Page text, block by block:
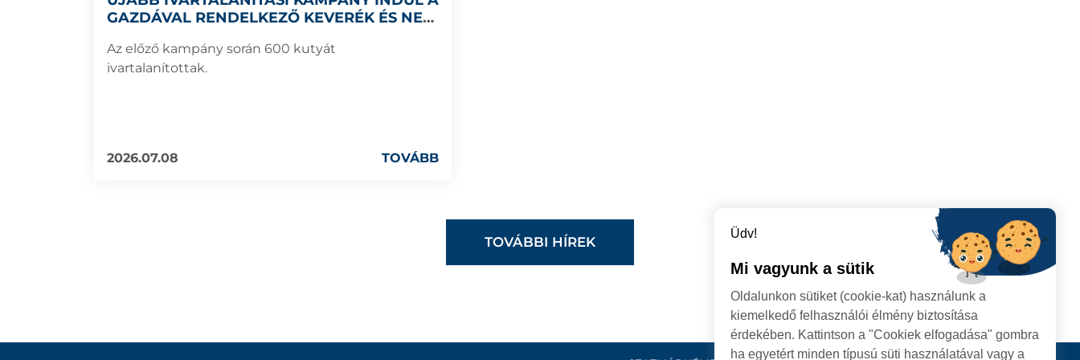
GAZDÁVAL RENDELKEZŐ KEVERÉK ÉS NEM
Az előző kampány során 600 kutyát
ivartalanítottak.
2026.07.08 TOVÁBB
TOVÁBBI HÍREK
Üdv!
Mi vagyunk a sütik
Oldalunkon sütiket (cookie-kat) használunk a
kiemelkedő felhasználói élmény biztosítása
érdekében. Kattintson a "Cookiek elfogadása" gombra
ha egyetért minden típusú süti használatával vagy a